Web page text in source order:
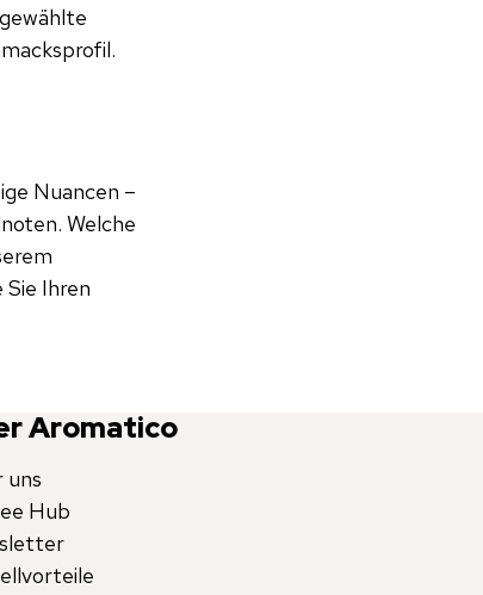
Nuancen –
Welche
Ihren
Aromatico
uns
Hub